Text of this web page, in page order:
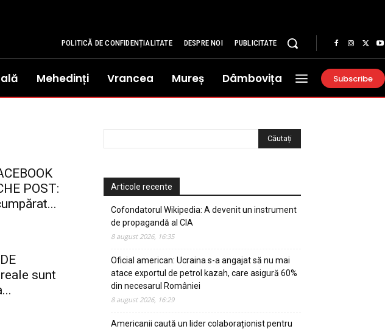
POLITICĂ DE CONFIDENȚIALITATE DESPRE NOI PUBLICITATE
Mehedinți Vrancea Mureș Dâmbovița Subscribe
POST:
sunt
Articole recente
Cofondatorul Wikipedia: A devenit un instrument
de propagandă al CIA
8 august 2026, 16:35
Oficial american: Ucraina s-a angajat să nu mai
atace exportul de petrol kazah, care asigură 60%
din necesarul României
8 august 2026, 16:29
Americanii caută un lider colaboraționist pentru